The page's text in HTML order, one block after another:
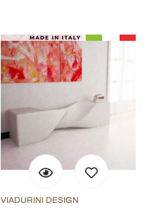
VIADURINI DESIGN